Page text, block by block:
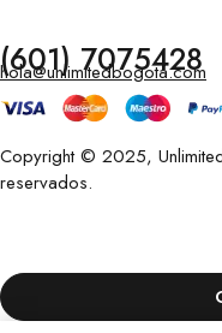
(601) 7075428
hola@unlimitedbogota.com
Copyright © 2025,
reservados.